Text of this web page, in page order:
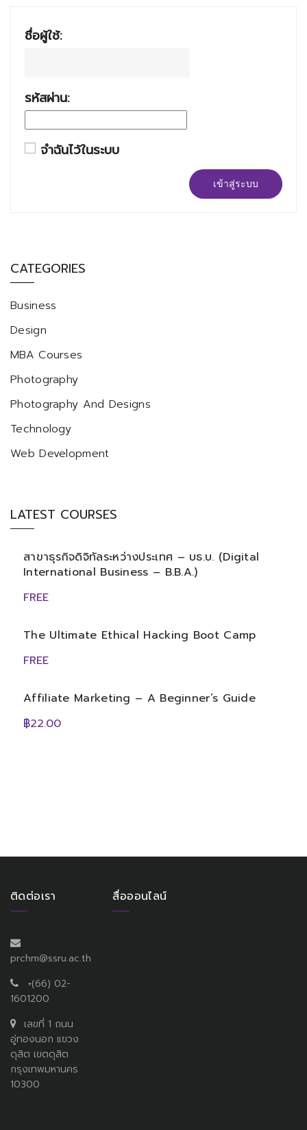
ชื่อผู้ใช้:
รหัสผ่าน:
จำฉันไว้ในระบบ
เข้าสู่ระบบ
CATEGORIES
Business
Design
MBA Courses
Photography
Photography And Designs
Technology
Web Development
LATEST COURSES
สาขาธุรกิจดิจิทัลระหว่างประเทศ – บธ.บ. (Digital
International Business – B.B.A.)
FREE
The Ultimate Ethical Hacking Boot Camp
FREE
Affiliate Marketing – A Beginner’s Guide
฿22.00
ติดต่อเรา
prchm@ssru.ac.th
+(66) 02-
1601200
เลขที่ 1 ถนน
อู่ทองนอก แขวง
ดุสิต เขตดุสิต
กรุงเทพมหานคร
10300
สื่อออนไลน์